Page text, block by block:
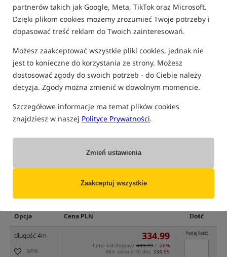
partnerów takich jak Google, Meta, TikTok oraz Microsoft.
Dzięki plikom cookies możemy zrozumieć Twoje potrzeby i
dopasować treść reklam do Twoich zainteresowań.
Możesz zaakceptować wszystkie pliki cookies, jednak nie
jest to konieczne do korzystania ze strony. Możesz
dostosować zgody do swoich potrzeb - do Ciebie należy
decyzja. Zgody można zmienić w dowolnym momencie.
Szczegółowe informacje ma temat plików cookies
znajdziesz w naszej Polityce Prywatności.
Zmień ustawienia
Zaakceptuj wszystkie
"naszym magazynie"
Opcja Cena PLN Ilość
długość 4m
MPN:
334.99
Cena katalogowa 449.99 / -26%
Min. cena z 30 dni: 334.99
Podaj ilość: